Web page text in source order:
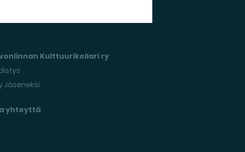
Kulttuurikellari ry
Jäseneksi
yhteyttä